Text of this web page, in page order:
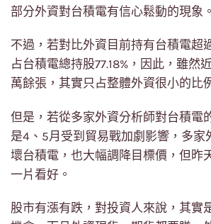
部分外資對台積電有信心鬆動的現象。
不過，若對比外資目前持有台積電超
占台積電總持股77.18%，因此，雖然
萬餘張，其實只占整體外資很小的比
但是，若從多家外資分析師對台積電
是4、5月受到貿易戰加劇影響，多家
壞台積電，也大幅調降目標價，但昨
一片看好。
股市有漲有跌，對投資人來說，其實